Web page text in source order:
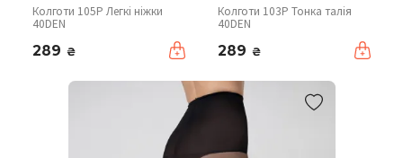
Колготи 105P Легкі ніжки
40DEN
289 ₴
Колготи 103P Тонка талія
40DEN
289 ₴